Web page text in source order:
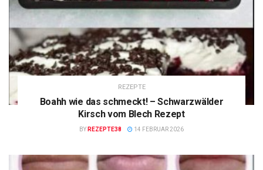
REZEPTE
Boahh wie das schmeckt! – Schwarzwälder
Kirsch vom Blech Rezept
BY REZEPTE38 14 FEBRUAR 2026